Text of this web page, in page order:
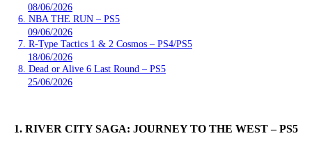
08/06/2026
6. NBA THE RUN – PS5
09/06/2026
7. R-Type Tactics 1 & 2 Cosmos – PS4/PS5
18/06/2026
8. Dead or Alive 6 Last Round – PS5
25/06/2026
1. RIVER CITY SAGA: JOURNEY TO THE WEST – PS5